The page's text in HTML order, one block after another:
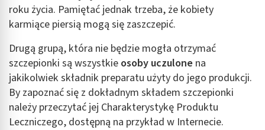
roku życia. Pamiętać jednak trzeba, że kobiety
karmiące piersią mogą się zaszczepić.
Drugą grupą, która nie będzie mogła otrzymać
szczepionki są wszystkie osoby uczulone na
jakikolwiek składnik preparatu użyty do jego produkcji.
By zapoznać się z dokładnym składem szczepionki
należy przeczytać jej Charakterystykę Produktu
Leczniczego, dostępną na przykład w Internecie.